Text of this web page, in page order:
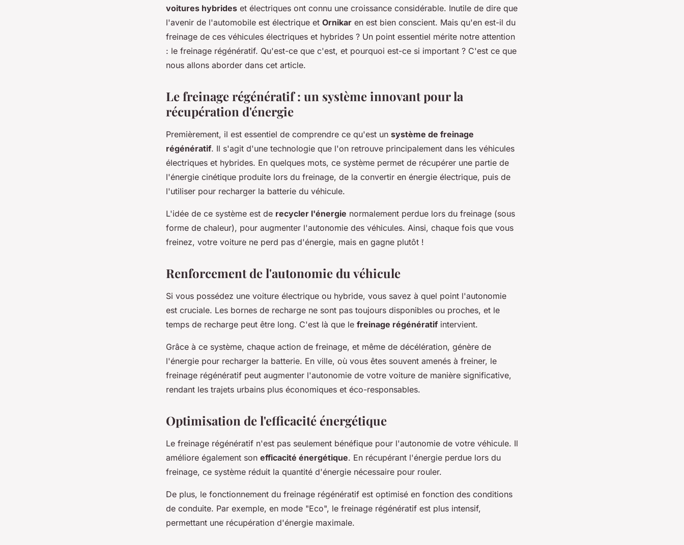
voitures hybrides et électriques ont connu une croissance considérable. Inutile de dire que
l'avenir de l'automobile est électrique et Ornikar en est bien conscient. Mais qu'en est-il du
freinage de ces véhicules électriques et hybrides ? Un point essentiel mérite notre attention
: le freinage régénératif. Qu'est-ce que c'est, et pourquoi est-ce si important ? C'est ce que
nous allons aborder dans cet article.
Le freinage régénératif : un système innovant pour la
récupération d'énergie
Premièrement, il est essentiel de comprendre ce qu'est un système de freinage
régénératif. Il s'agit d'une technologie que l'on retrouve principalement dans les véhicules
électriques et hybrides. En quelques mots, ce système permet de récupérer une partie de
l'énergie cinétique produite lors du freinage, de la convertir en énergie électrique, puis de
l'utiliser pour recharger la batterie du véhicule.
L'idée de ce système est de recycler l'énergie normalement perdue lors du freinage (sous
forme de chaleur), pour augmenter l'autonomie des véhicules. Ainsi, chaque fois que vous
freinez, votre voiture ne perd pas d'énergie, mais en gagne plutôt !
Renforcement de l'autonomie du véhicule
Si vous possédez une voiture électrique ou hybride, vous savez à quel point l'autonomie
est cruciale. Les bornes de recharge ne sont pas toujours disponibles ou proches, et le
temps de recharge peut être long. C'est là que le freinage régénératif intervient.
Grâce à ce système, chaque action de freinage, et même de décélération, génère de
l'énergie pour recharger la batterie. En ville, où vous êtes souvent amenés à freiner, le
freinage régénératif peut augmenter l'autonomie de votre voiture de manière significative,
rendant les trajets urbains plus économiques et éco-responsables.
Optimisation de l'efficacité énergétique
Le freinage régénératif n'est pas seulement bénéfique pour l'autonomie de votre véhicule. Il
améliore également son efficacité énergétique. En récupérant l'énergie perdue lors du
freinage, ce système réduit la quantité d'énergie nécessaire pour rouler.
De plus, le fonctionnement du freinage régénératif est optimisé en fonction des conditions
de conduite. Par exemple, en mode "Eco", le freinage régénératif est plus intensif,
permettant une récupération d'énergie maximale.